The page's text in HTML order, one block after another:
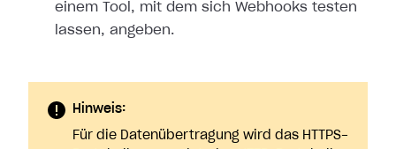
einem Tool, mit dem sich Webhooks testen
lassen, angeben.
Hinweis:
Für die Datenübertragung wird das HTTPS-